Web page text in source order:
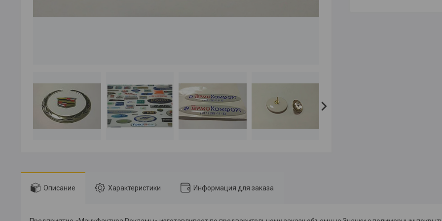
Описание Характеристики Информация для заказа